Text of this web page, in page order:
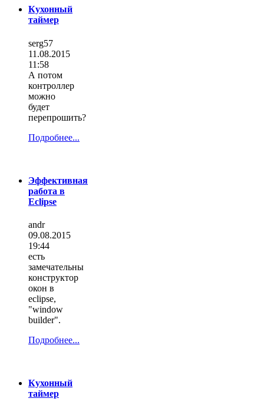
Кухонный
таймер
serg57
11.08.2015
11:58
А потом
контроллер
можно
будет
перепрошить?
Подробнее...
Эффективная
работа в
Eclipse
andr
09.08.2015
19:44
есть
замечательны
конструктор
окон в
eclipse,
"window
builder".
Подробнее...
Кухонный
таймер